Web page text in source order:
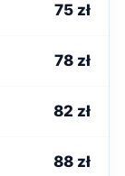
75 zł
78 zł
82 zł
88 zł